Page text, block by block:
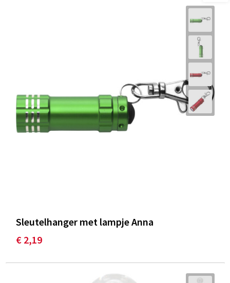
Sleutelhanger met lampje Anna
€ 2,19